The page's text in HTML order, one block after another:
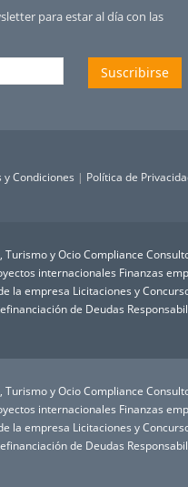
para estar al día con las
Suscribirse
Condiciones | Política de
Turismo y Ocio Compliance
internacionales Finanzas
la empresa Licitaciones y
de Deudas
Turismo y Ocio Compliance
internacionales Finanzas
la empresa Licitaciones y
de Deudas